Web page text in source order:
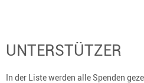
UNTERSTÜTZER
In der Liste werden alle Spenden